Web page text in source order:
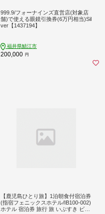
999.9/フォーナインズ直営店(対象店
舗)で使える眼鏡引換券(6万円相当)Sil
ver【1437194】
福井県鯖江市
200,000 円
【鹿児島ひとり旅】1泊朝食付宿泊券
(指宿フェニックスホテル/IB100-002)
ホテル 宿泊券 旅行 旅 いぶすき ビジ